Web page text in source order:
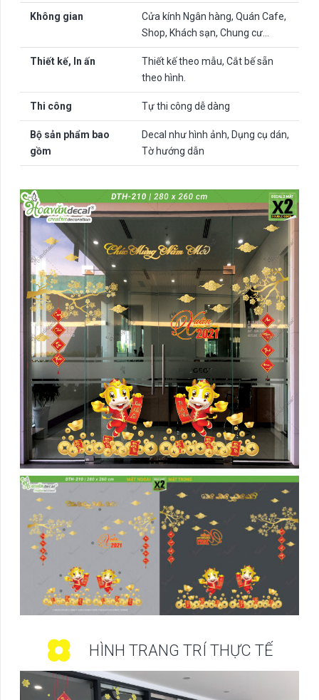
Không gian
Cửa kính Ngân hàng, Quán Cafe,
Shop, Khách sạn, Chung cư…
Thiết kế, In ấn
Thiết kế theo mẫu, Cắt bế sẵn
theo hình.
Thi công Tự thi công dễ dàng
Bộ sản phẩm bao
gồm
Decal như hình ảnh, Dụng cụ dán,
Tờ hướng dẫn
HÌNH TRANG TRÍ THỰC TẾ